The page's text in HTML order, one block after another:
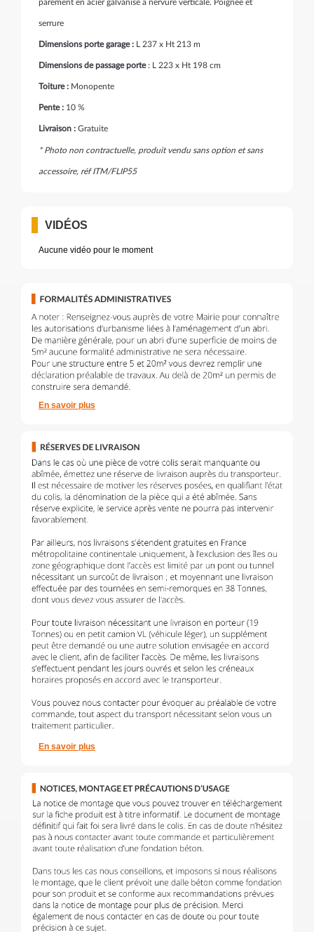
parement en acier galvanisé à nervure verticale. Poignée et
serrure
Dimensions porte garage : L 237 x Ht 213 m
Dimensions de passage porte: L 223 x Ht 198 cm
Toiture : Monopente
Pente : 10 %
Livraison : Gratuite
* Photo non contractuelle, produit vendu sans option et sans
accessoire, réf ITM/FLIP55
VIDÉOS
Aucune vidéo pour le moment
En savoir plus
En savoir plus